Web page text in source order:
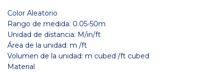
Color Aleatorio
Rango de medida: 0.05-50m
Unidad de distancia: M/in/ft
Área de la unidad: m /ft
Volumen de la unidad: m cubed /ft cubed
Material